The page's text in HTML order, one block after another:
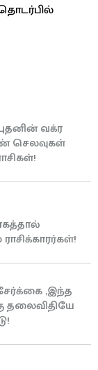
வக்ர
செலவுகள்
,இந்த
தலைவிதியே